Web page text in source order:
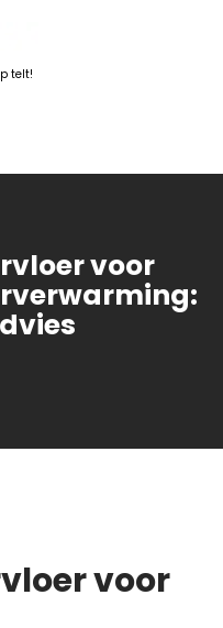
telt!
voor
voor